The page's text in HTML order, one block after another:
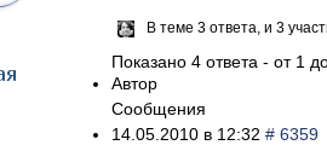
В теме 3 ответа, и 3
Показано 4 ответа - от 1
Автор
Сообщения
14.05.2010 в 12:32 # 6359